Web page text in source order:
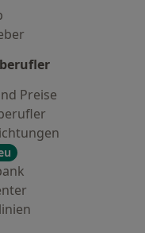
Preise